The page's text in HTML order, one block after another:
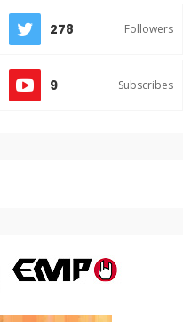
278 Followers
9 Subscribes